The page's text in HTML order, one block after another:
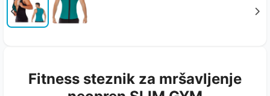
Fitness steznik za mršavljenje